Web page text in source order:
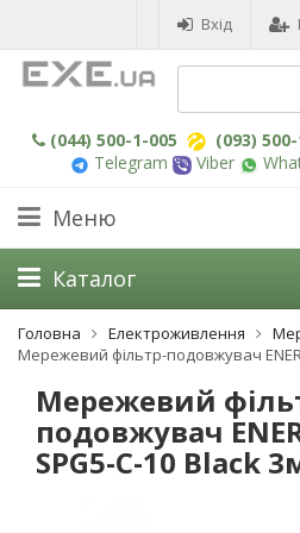
Вхід
(044) 500-1-005 (093)
Telegram
Viber
Меню
Головна Електроживлення
Мережевий фільтр-подовжувач
Мережевий
подовжувач
SPG5-C-10 Black
Каталог